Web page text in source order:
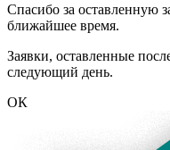
Спасибо за оставленную
ближайшее время.
Заявки, оставленные
следующий день.
ОК